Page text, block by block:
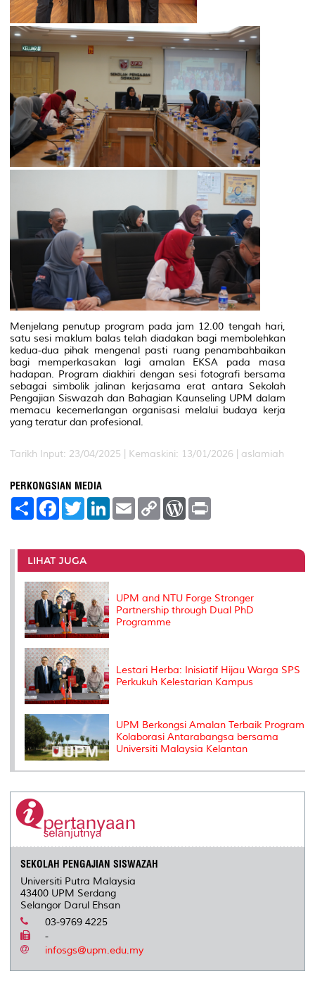
Menjelang penutup program pada jam 12.00 tengah hari,
satu sesi maklum balas telah diadakan bagi membolehkan
kedua-dua pihak mengenal pasti ruang penambahbaikan
bagi memperkasakan lagi amalan EKSA pada masa
hadapan. Program diakhiri dengan sesi fotografi bersama
sebagai simbolik jalinan kerjasama erat antara Sekolah
Pengajian Siswazah dan Bahagian Kaunseling UPM dalam
memacu kecemerlangan organisasi melalui budaya kerja
yang teratur dan profesional.
Tarikh Input: 23/04/2025 | Kemaskini: 13/01/2026 | aslamiah
PERKONGSIAN MEDIA
S
e
F
a
b
o
o
k
T
w
t
e
r
L
e
I
E
m
l
C
L
n
W
P
e
s
t
LIHAT JUGA
UPM and NTU Forge Stronger
Partnership through Dual PhD
Programme
Lestari Herba: Inisiatif Hijau Warga SPS
Perkukuh Kelestarian Kampus
UPM Berkongsi Amalan Terbaik Program
Kolaborasi Antarabangsa bersama
Universiti Malaysia Kelantan
SEKOLAH PENGAJIAN SISWAZAH
Universiti Putra Malaysia
43400 UPM Serdang
Selangor Darul Ehsan
03-9769 4225
-
infosgs@upm.edu.my